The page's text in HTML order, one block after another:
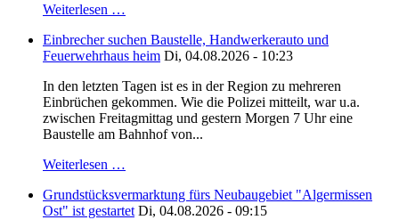
Weiterlesen …
Einbrecher suchen Baustelle, Handwerkerauto und
Feuerwehrhaus heim Di, 04.08.2026 - 10:23
In den letzten Tagen ist es in der Region zu mehreren
Einbrüchen gekommen. Wie die Polizei mitteilt, war u.a.
zwischen Freitagmittag und gestern Morgen 7 Uhr eine
Baustelle am Bahnhof von...
Weiterlesen …
Grundstücksvermarktung fürs Neubaugebiet "Algermissen
Ost" ist gestartet Di, 04.08.2026 - 09:15